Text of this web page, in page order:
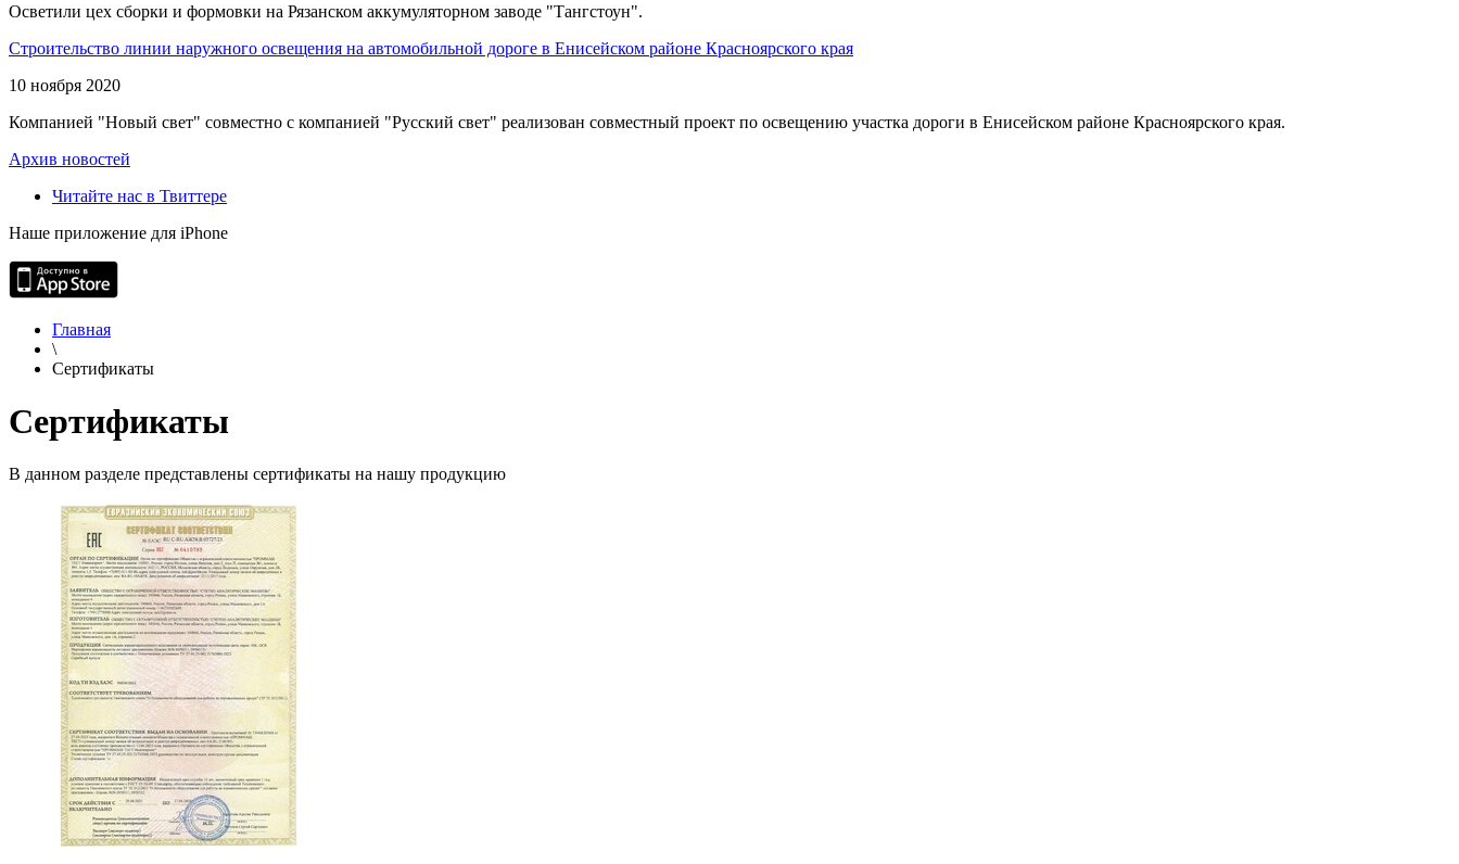
Осветили цех сборки и формовки на Рязанском аккумуляторном заводе "Тангстоун".
Строительство линии наружного освещения на автомобильной дороге в Енисейском районе Красноярского края
10 ноября 2020
Компанией "Новый свет" совместно с компанией "Русский свет" реализован совместный проект по освещению участка дороги в Енисейском районе Красноярского края.
Архив новостей
Читайте нас в Твиттере
Наше приложение для iPhone
Главная
\
Сертификаты
Сертификаты
В данном разделе представлены сертификаты на нашу продукцию